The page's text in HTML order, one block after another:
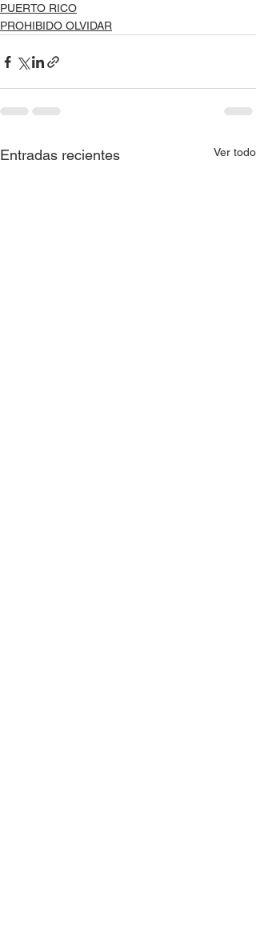
PUERTO RICO
PROHIBIDO OLVIDAR
Entradas recientes Ver todo